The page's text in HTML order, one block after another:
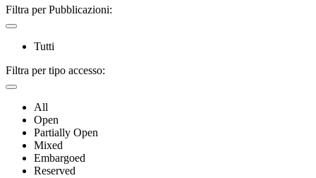
Filtra per Pubblicazioni:
Tutti
Filtra per tipo accesso:
All
Open
Partially Open
Mixed
Embargoed
Reserved